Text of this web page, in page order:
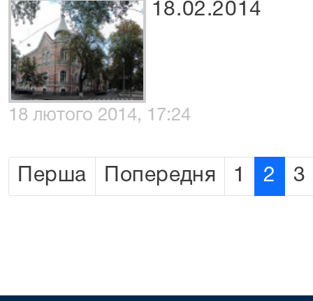
18.02.2014
18 лютого 2014, 17:24
Перша Попередня 1 2 3